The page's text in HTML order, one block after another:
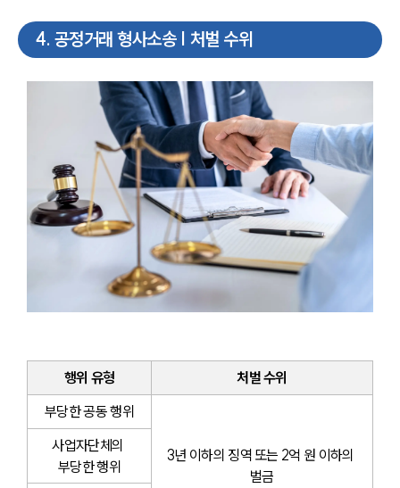
4. 공정거래 형사소송 | 처벌 수위
행위 유형
처벌 수위
부당한 공동 행위
3년 이하의 징역 또는 2억 원 이하의
벌금
사업자단체의
부당한 행위